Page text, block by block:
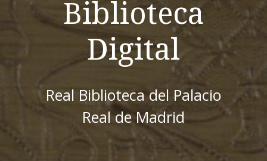
Biblioteca
Digital
Real Biblioteca del Palacio
Real de Madrid